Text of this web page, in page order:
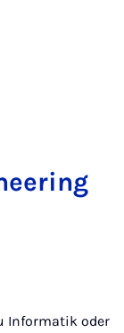
Informatik oder